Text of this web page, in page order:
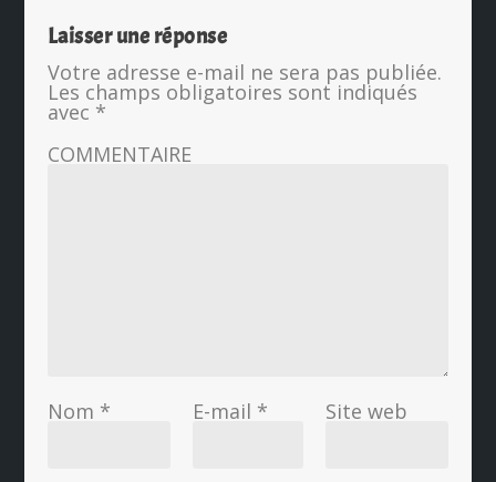
Laisser une réponse
Votre adresse e-mail ne sera pas publiée.
Les champs obligatoires sont indiqués
avec *
COMMENTAIRE
Nom * E-mail * Site web